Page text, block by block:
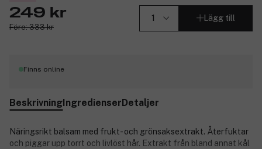
249 kr
Före: 333 kr
Lägg till
Finns online
BeskrivningIngredienserDetaljer
Näringsrikt balsam med frukt- och grönsaksextrakt. Återfuktar
och piggar upp torrt och livlöst hår. Extrakt från bland annat kål